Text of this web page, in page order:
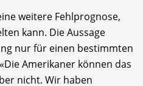
weitere Fehlprognose,
kann. Die Aussage
nur für einen bestimmten
Amerikaner können das
nicht. Wir haben